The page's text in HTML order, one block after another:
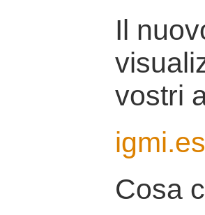
Il
vostri
Cosa